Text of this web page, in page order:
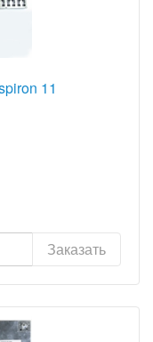
11
Заказать